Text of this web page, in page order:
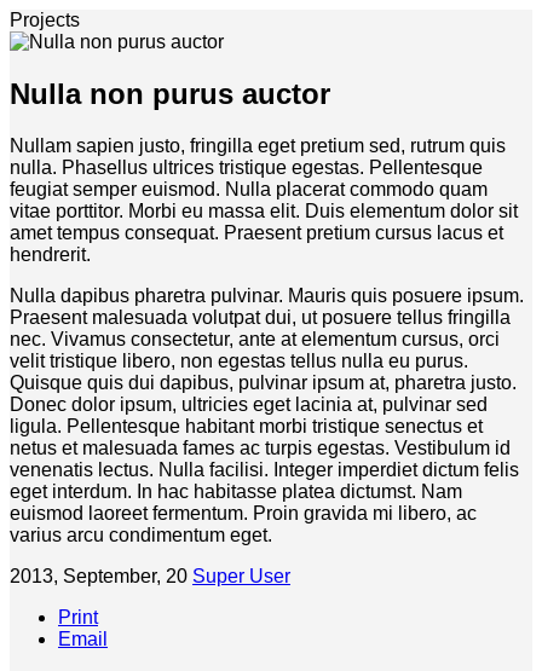
Projects
Nulla non purus auctor
Nullam sapien justo, fringilla eget pretium sed, rutrum quis
nulla. Phasellus ultrices tristique egestas. Pellentesque
feugiat semper euismod. Nulla placerat commodo quam
vitae porttitor. Morbi eu massa elit. Duis elementum dolor sit
amet tempus consequat. Praesent pretium cursus lacus et
hendrerit.
Nulla dapibus pharetra pulvinar. Mauris quis posuere ipsum.
Praesent malesuada volutpat dui, ut posuere tellus fringilla
nec. Vivamus consectetur, ante at elementum cursus, orci
velit tristique libero, non egestas tellus nulla eu purus.
Quisque quis dui dapibus, pulvinar ipsum at, pharetra justo.
Donec dolor ipsum, ultricies eget lacinia at, pulvinar sed
ligula. Pellentesque habitant morbi tristique senectus et
netus et malesuada fames ac turpis egestas. Vestibulum id
venenatis lectus. Nulla facilisi. Integer imperdiet dictum felis
eget interdum. In hac habitasse platea dictumst. Nam
euismod laoreet fermentum. Proin gravida mi libero, ac
varius arcu condimentum eget.
2013, September, 20 Super User
Print
Email